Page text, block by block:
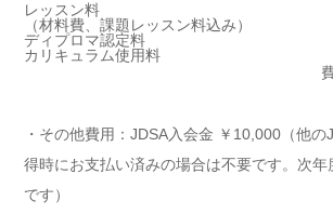
レッスン料
（材料費、課題レッスン料込み）
ディプロマ認定料
カリキュラム使用料
・その他費用：JDSA入会金 ￥10,000（他の
得時にお支払い済みの場合は不要です。次年
です）